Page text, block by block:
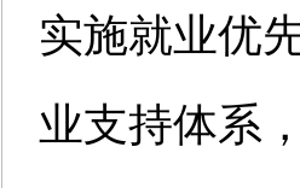
实施就业优
业支持体系